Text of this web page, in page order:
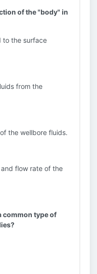
of the "body" in
to the surface
from the
the wellbore fluids.
flow rate of the
common type of